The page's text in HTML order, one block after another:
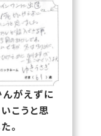
んがえずに
こうと思
。